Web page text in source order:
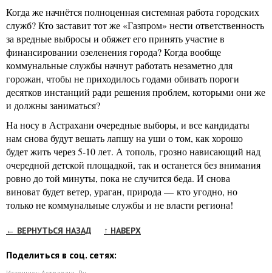
Когда же начнётся полноценная системная работа городских
служб? Кто заставит тот же «Газпром» нести ответственность
за вредные выбросы и обяжет его принять участие в
финансировании озеленения города? Когда вообще
коммунальные службы начнут работать незаметно для
горожан, чтобы не приходилось годами обивать пороги
десятков инстанций ради решения проблем, которыми они же
и должны заниматься?
На носу в Астрахани очередные выборы, и все кандидаты
нам снова будут вешать лапшу на уши о том, как хорошо
будет жить через 5-10 лет. А тополь, грозно нависающий над
очередной детской площадкой, так и останется без внимания
ровно до той минуты, пока не случится беда. И снова
виноват будет ветер, ураган, природа — кто угодно, но
только не коммунальные службы и не власти региона!
← ВЕРНУТЬСЯ НАЗАД ↑ НАВЕРХ
Поделиться в соц. сетях: